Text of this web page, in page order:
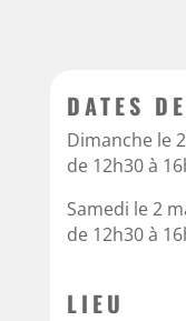
DATES
Dimanche le
de 12h30 à
Samedi le 2
de 12h30 à
LIEU